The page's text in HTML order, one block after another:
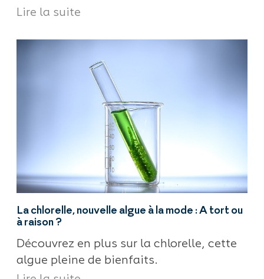
Lire la suite
La chlorelle, nouvelle algue à la mode : A tort ou
à raison ?
Découvrez en plus sur la chlorelle, cette
algue pleine de bienfaits.